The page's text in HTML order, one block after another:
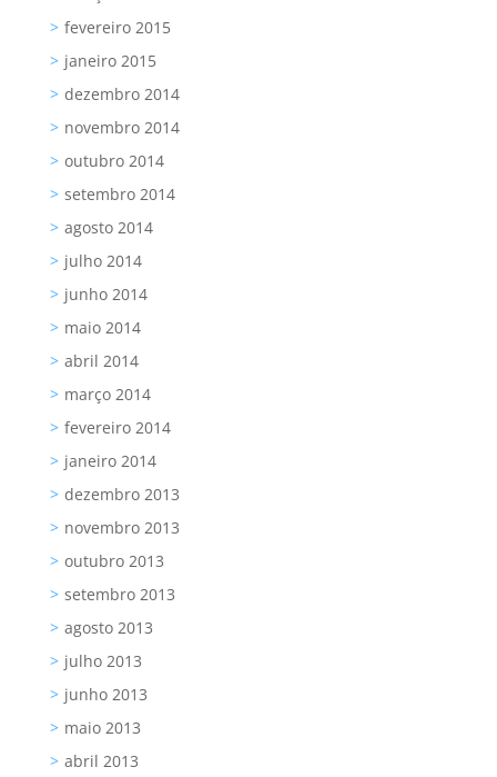
fevereiro 2015
janeiro 2015
dezembro 2014
novembro 2014
outubro 2014
setembro 2014
agosto 2014
julho 2014
junho 2014
maio 2014
abril 2014
março 2014
fevereiro 2014
janeiro 2014
dezembro 2013
novembro 2013
outubro 2013
setembro 2013
agosto 2013
julho 2013
junho 2013
maio 2013
abril 2013